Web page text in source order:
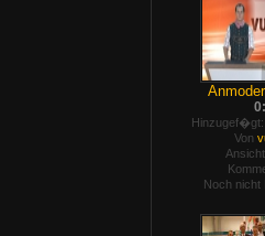
Hinzugef�gt:
Von
Noch nicht